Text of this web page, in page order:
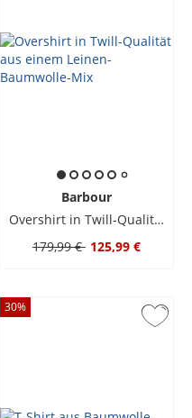
Barbour
Overshirt in Twill-Qualität aus einem Leinen-Baumwolle-Mix
179,99 € 125,99 €
30%